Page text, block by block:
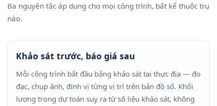
Ba nguyên tắc áp dụng cho mọi công trình, bất kể thuộc trụ
nào.
Khảo sát trước, báo giá sau
Mỗi công trình bắt đầu bằng khảo sát tại thực địa — đo
đạc, chụp ảnh, định vị từng vị trí trên bản đồ số. Khối
lượng trong dự toán suy ra từ số liệu khảo sát, không